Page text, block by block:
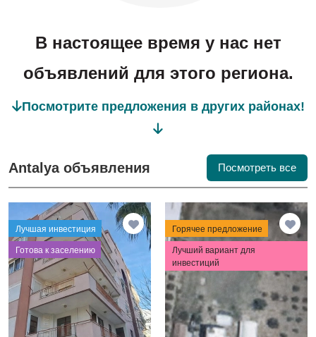
В настоящее время у нас нет
объявлений для этого региона.
Посмотрите предложения в других районах!
Antalya объявления Посмотреть все
Лучшая инвестиция
⁠Готова к заселению
Горячее предложение
Лучший вариант для
инвестиций